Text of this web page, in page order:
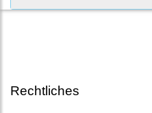
Rechtliches